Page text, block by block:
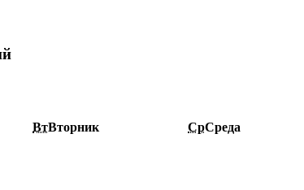
ВтВторник СрСреда